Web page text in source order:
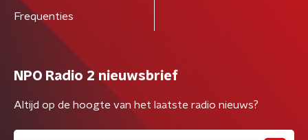
Frequenties
NPO Radio 2 nieuwsbrief
Altijd op de hoogte van het laatste radio nieuws?